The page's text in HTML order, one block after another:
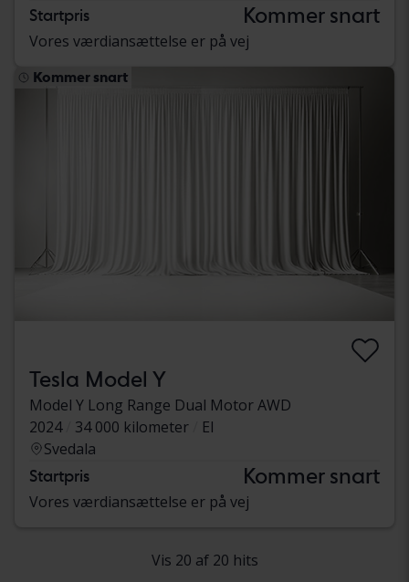
Startpris Kommer snart
Vores værdiansættelse er på vej
Kommer snart
Tesla Model Y
Model Y Long Range Dual Motor AWD
2024
34 000 kilometer
El
Svedala
Startpris Kommer snart
Vores værdiansættelse er på vej
Vis 20 af 20 hits